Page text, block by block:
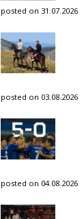
posted on 31.07.2026
posted on 03.08.2026
posted on 04.08.2026